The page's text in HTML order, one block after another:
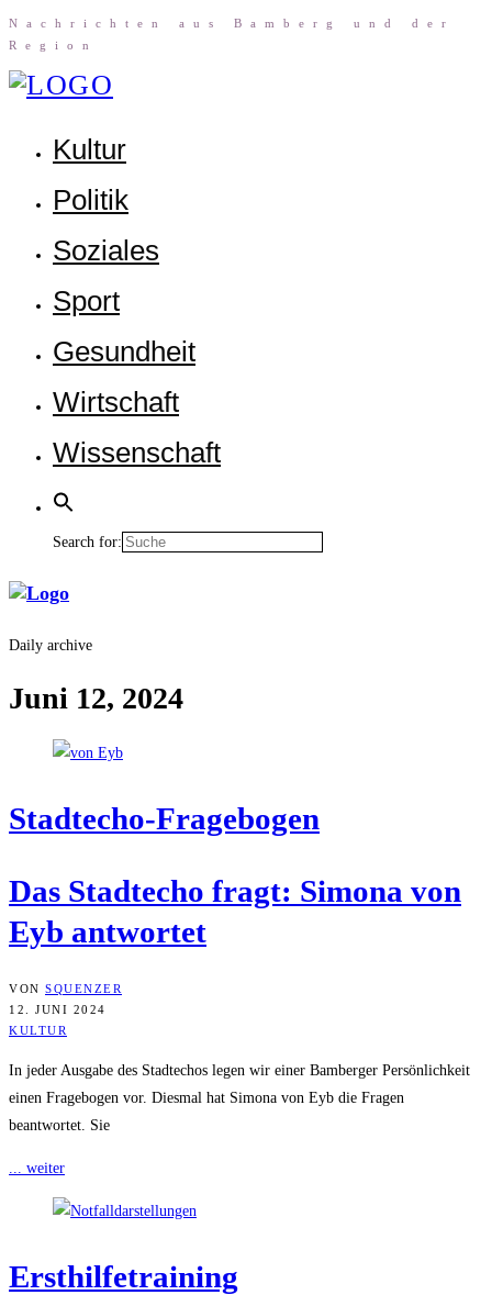
Nach­rich­ten aus Bam­berg und der
Region
Kul­tur
Poli­tik
Sozia­les
Sport
Gesund­heit
Wirt­schaft
Wis­sen­schaft
Search for:
Daily archive
Juni 12, 2024
Stadt­echo-Fra­ge­bo­gen
Das Stadt­echo fragt: Simo­na von
Eyb antwortet
VON SQUENZER
12. JUNI 2024
KULTUR
In jeder Ausgabe des Stadtechos legen wir einer Bamberger Persönlichkeit
einen Fragebogen vor. Diesmal hat Simona von Eyb die Fragen
beantwortet. Sie
... weiter
Erst­hil­fe­trai­ning